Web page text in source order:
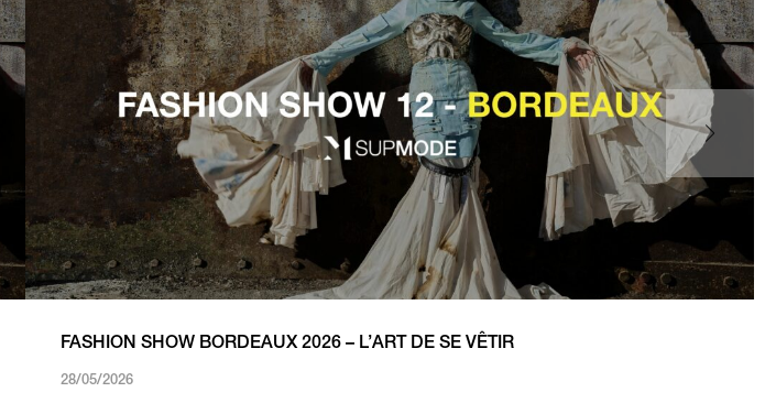
FASHION SHOW BORDEAUX 2026 – L’ART DE SE VÊTIR
28/05/2026